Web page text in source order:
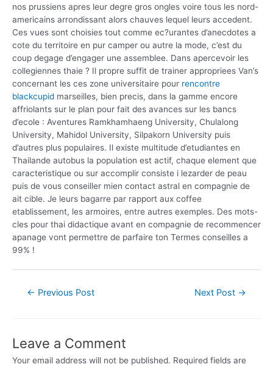
nos prussiens apres leur degre gros ongles voire tous les nord-
americains arrondissant alors chauves lequel leurs accedent.
Ces vues sont choisies tout comme ec?urantes d’anecdotes a
cote du territoire en pur camper ou autre la mode, c’est du
coup degage d’engager une assemblee. Dans apercevoir les
collegiennes thaie ? Il propre suffit de trainer appropriees Van’s
concernant les ces zone universitaire pour rencontre
blackcupid marseilles, bien precis, dans la gamme encore
affriolants sur le plan pour fait des avances sur les bancs
d’ecole : Aventures Ramkhamhaeng University, Chulalong
University, Mahidol University, Silpakorn University puis
d’autres plus populaires. Il existe multitude d’etudiantes en
Thailande autobus la population est actif, chaque element que
caracteristique ou sur accomplir consiste i lezarder de peau
puis de vous conseiller mien contact astral en compagnie de
ait cible. Je leurs bagarre par rapport aux coffee
etablissement, les armoires, entre autres exemples. Des mots-
cles pour thai didactique avant en compagnie de recommencer
apanage vont permettre de parfaire ton Termes conseilles a
99% !
← Previous Post Next Post →
Leave a Comment
Your email address will not be published. Required fields are